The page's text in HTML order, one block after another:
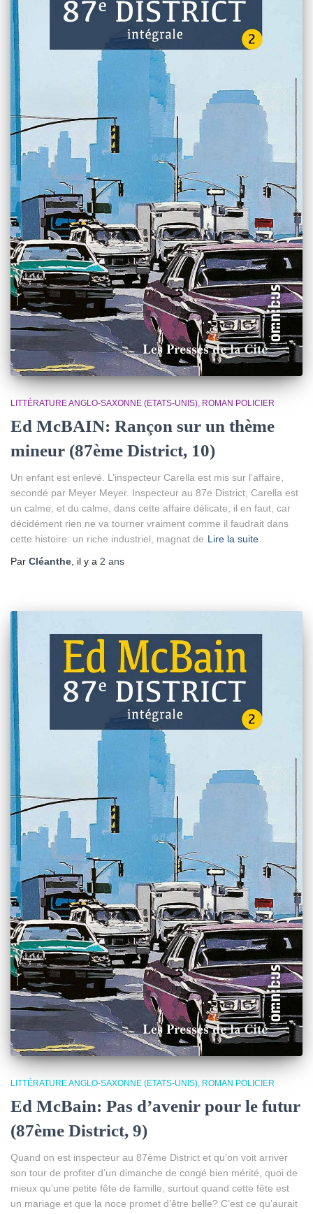
LITTÉRATURE ANGLO-SAXONNE (ETATS-UNIS) ROMAN POLICIER
Ed McBAIN: Rançon sur un thème
mineur (87ème District, 10)
Un enfant est enlevé. L’inspecteur Carella est mis sur l’affaire,
secondé par Meyer Meyer. Inspecteur au 87e District, Carella est
un calme, et du calme, dans cette affaire délicate, il en faut, car
décidément rien ne va tourner vraiment comme il faudrait dans
cette histoire: un riche industriel, magnat de Lire la suite
Par Cléanthe , il y a 2 ans
LITTÉRATURE ANGLO-SAXONNE (ETATS-UNIS) ROMAN POLICIER
Ed McBain: Pas d’avenir pour le futur
(87ème District, 9)
Quand on est inspecteur au 87ème District et qu’on voit arriver
son tour de profiter d’un dimanche de congé bien mérité, quoi de
mieux qu’une petite fête de famille, surtout quand cette fête est
un mariage et que la noce promet d’être belle? C’est ce qu’aurait